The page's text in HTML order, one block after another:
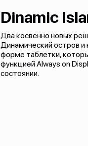
Dinamic
Два косвенно новых
Динамический остров и
форме таблетки,
функцией Always on
состоянии.